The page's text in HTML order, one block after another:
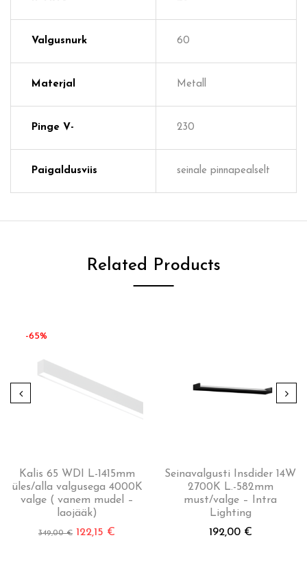
Valgusnurk 60
Materjal Metall
Pinge V- 230
Paigaldusviis seinale pinnapealselt
Related Products
-65%
Kalis 65 WDI L-1415mm
üles/alla valgusega 4000K
valge ( vanem mudel –
laojääk)
349,00€ 122,15 €
Seinavalgusti Insdider 14W
2700K L.-582mm
must/valge – Intra
Lighting
192,00 €